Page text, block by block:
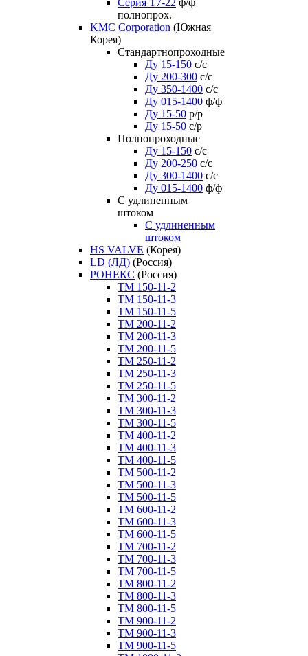
Серия Т7-22 ф/ф
полнопрох.
KMC Corporation (Южная
Корея)
Стандартнопроходные
Ду 15-150 с/с
Ду 200-300 с/с
Ду 350-1400 с/с
Ду 015-1400 ф/ф
Ду 15-50 р/р
Ду 15-50 с/р
Полнопроходные
Ду 15-150 с/с
Ду 200-250 с/с
Ду 300-1400 с/с
Ду 015-1400 ф/ф
С удлиненным
штоком
C удлиненным
штоком
HS VALVE (Корея)
LD (ЛД) (Россия)
РОНЕКС (Россия)
ТM 150-11-2
ТM 150-11-3
ТM 150-11-5
ТM 200-11-2
ТM 200-11-3
ТM 200-11-5
ТM 250-11-2
ТM 250-11-3
ТM 250-11-5
ТM 300-11-2
ТM 300-11-3
ТM 300-11-5
ТM 400-11-2
ТM 400-11-3
ТM 400-11-5
ТM 500-11-2
ТM 500-11-3
ТM 500-11-5
ТM 600-11-2
ТM 600-11-3
ТM 600-11-5
ТM 700-11-2
ТM 700-11-3
ТM 700-11-5
ТM 800-11-2
ТM 800-11-3
ТM 800-11-5
ТM 900-11-2
ТM 900-11-3
ТM 900-11-5